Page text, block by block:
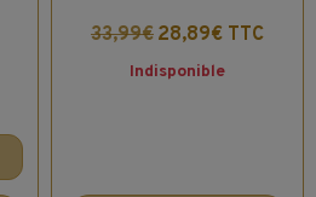
33,99€ 28,89€ TTC
Indisponible